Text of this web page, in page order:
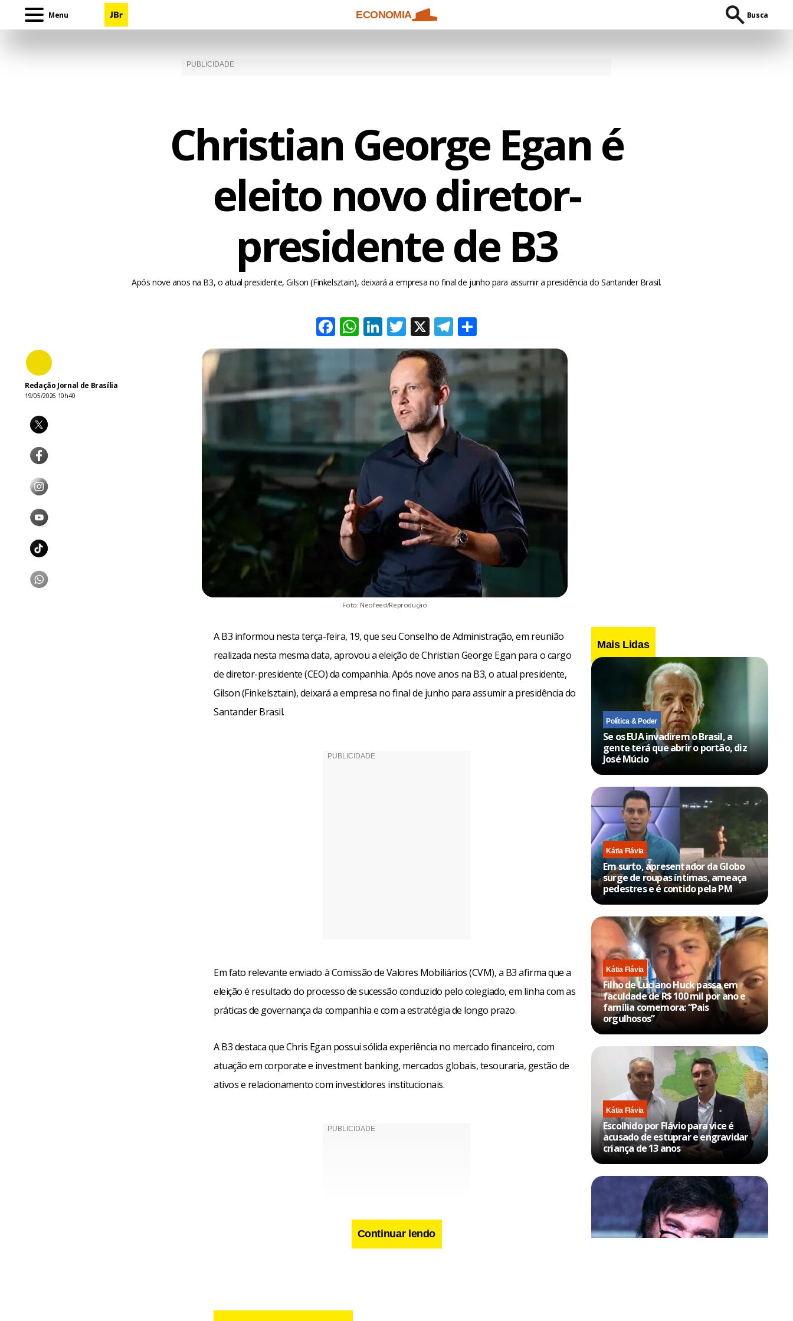
Menu ECONOMIA Busca
Christian George Egan é
eleito novo diretor-
presidente de B3
Após nove anos na B3, o atual presidente, Gilson (Finkelsztain), deixará a empresa no final de junho para assumir a presidência do Santander Brasil.
Facebook
WhatsApp
LinkedIn
Twitter
X Telegram
Redação Jornal de Brasília
19/05/2026 10h40
Foto: Neofeed/Reprodução
A B3 informou nesta terça-feira, 19, que seu Conselho de Administração, em reunião
realizada nesta mesma data, aprovou a eleição de Christian George Egan para o cargo
de diretor-presidente (CEO) da companhia. Após nove anos na B3, o atual presidente,
Gilson (Finkelsztain), deixará a empresa no final de junho para assumir a presidência do
Santander Brasil.
Em fato relevante enviado à Comissão de Valores Mobiliários (CVM), a B3 afirma que a
eleição é resultado do processo de sucessão conduzido pelo colegiado, em linha com as
práticas de governança da companhia e com a estratégia de longo prazo.
A B3 destaca que Chris Egan possui sólida experiência no mercado financeiro, com
atuação em corporate e investment banking, mercados globais, tesouraria, gestão de
ativos e relacionamento com investidores institucionais.
Continuar lendo
Mais Lidas
Política & Poder
Se os EUA invadirem o Brasil, a
gente terá que abrir o portão, diz
José Múcio
Kátia Flávia
Em surto, apresentador da Globo
surge de roupas íntimas, ameaça
pedestres e é contido pela PM
Kátia Flávia
Filho de Luciano Huck passa em
faculdade de R$ 100 mil por ano e
família comemora: “Pais
orgulhosos”
Kátia Flávia
Escolhido por Flávio para vice é
acusado de estuprar e engravidar
criança de 13 anos